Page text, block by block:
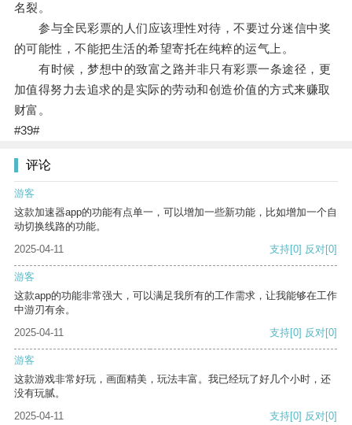
名裂。
参与全民彩票的人们应该理性对待，不要过分迷信中奖
的可能性，不能把生活的希望寄托在纯粹的运气上。
有时候，梦想中的致富之路并非只有彩票一条途径，更
加值得努力去追求的是实际的劳动和创造价值的方式来赚取
财富。
#39#
评论
游客
这款加速器app的功能有点单一，可以增加一些新功能，比如增加一个自
动切换线路的功能。
2025-04-11
支持[0] 反对[0]
游客
这款app的功能非常强大，可以满足我所有的工作需求，让我能够在工作
中游刃有余。
2025-04-11
支持[0] 反对[0]
游客
这款游戏非常好玩，画面精美，玩法丰富。我已经玩了好几个小时，还
没有玩腻。
2025-04-11
支持[0] 反对[0]